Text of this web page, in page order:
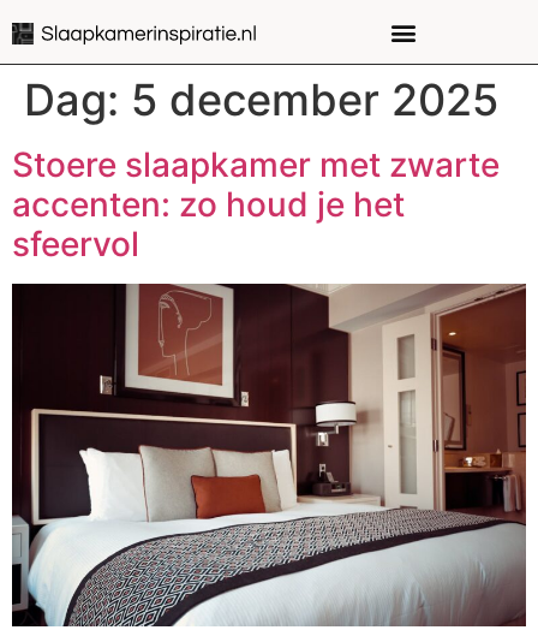
Dag: 5 december 2025
Stoere slaapkamer met zwarte
accenten: zo houd je het
sfeervol